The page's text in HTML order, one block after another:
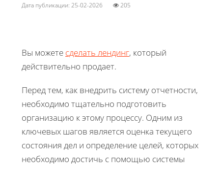
Дата публикации: 25-02-2026 205
Вы можете сделать лендинг, который
действительно продает.
Перед тем, как внедрить систему отчетности,
необходимо тщательно подготовить
организацию к этому процессу. Одним из
ключевых шагов является оценка текущего
состояния дел и определение целей, которых
необходимо достичь с помощью системы